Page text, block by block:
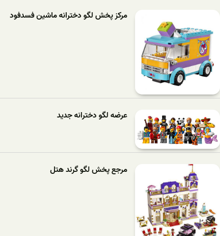
مرکز پخش لگو دخترانه ماشین فسدفود
عرضه لگو دخترانه جدید
مرجع پخش لگو گرند هتل